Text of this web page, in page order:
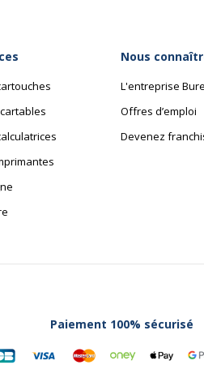
Nous
L'entreprise
Offres d’emploi
Devenez
Paiement 100% sécurisé